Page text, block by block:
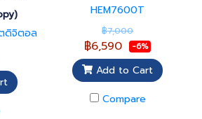
ดิจิตอล
HEM7600T
฿7,000
฿6,590 -6%
Add to Cart
Compare